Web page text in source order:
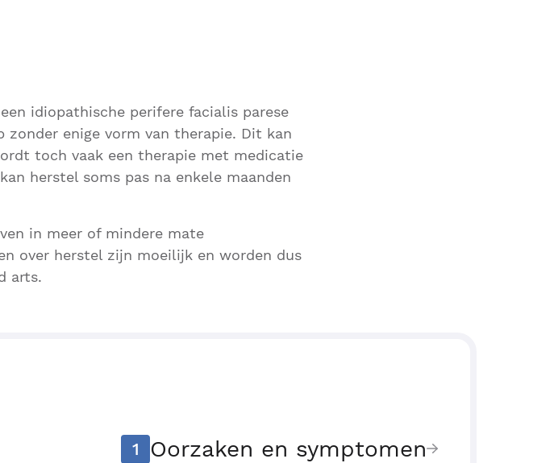
idiopathische perifere facialis parese
zonder enige vorm van therapie. Dit kan
toch vaak een therapie met medicatie
herstel soms pas na enkele maanden
in meer of mindere mate
over herstel zijn moeilijk en worden dus
arts.
1 Oorzaken en symptomen